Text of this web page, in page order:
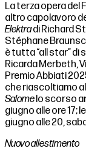
La terza opera del
altro capolavoro
Elektradi Richard
Stéphane
è tutta “all star”
Ricarda Merbeth,
Premio Abbiati
che riascoltiamo
Salomelo scorso
giugno alle ore 17;
giugno alle 20,
Nuovo allestimento